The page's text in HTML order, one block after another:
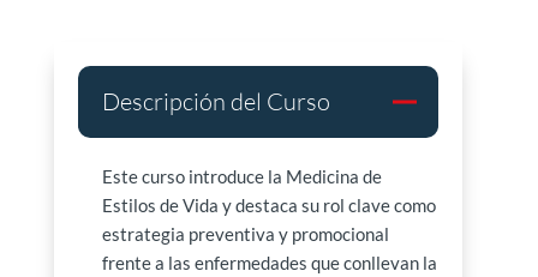
Descripción del Curso
Este curso introduce la Medicina de
Estilos de Vida y destaca su rol clave como
estrategia preventiva y promocional
frente a las enfermedades que conllevan la